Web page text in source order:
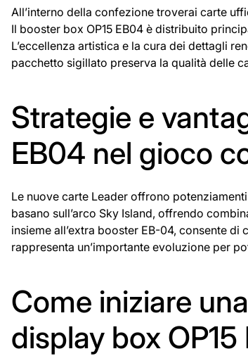
All’interno della confezione troverai carte
Il booster box OP15 EB04 è distribuito
L’eccellenza artistica e la cura dei dettagli
pacchetto sigillato preserva la qualità delle
Strategie e
EB04 nel gioco
Le nuove carte Leader offrono
basano sull’arco Sky Island, offrendo
insieme all’extra booster EB-04, consente
rappresenta un’importante evoluzione per
Come iniziare
display box OP15